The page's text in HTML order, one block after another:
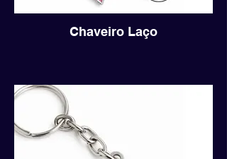
Chaveiro Laço